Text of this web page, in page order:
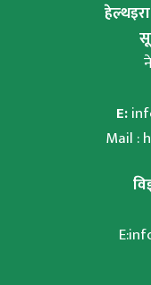
हेल्थइरा
E:
Mail :
E: